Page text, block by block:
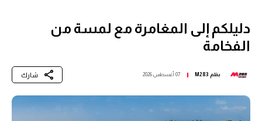
دليلكم إلى المغامرة مع لمسة من
الفخامة
بقلم M283 07 أغسطس 2026 شارك